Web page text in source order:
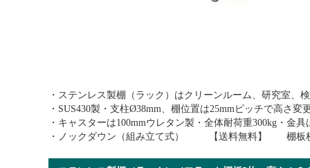
・ステンレス製棚（ラック）はクリーンルーム、研究室
・SUS430製・支柱Ø38mm、棚位置は25mmピッチで高さ変
・キャスターは100mmウレタン製・全体耐荷重300kg・金
・ノックダウン（組み立て式） 【送料無料】 棚板枚